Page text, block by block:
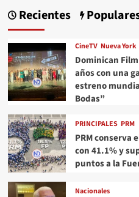
Recientes
CineTV Nueva York
Dominican
años con una
estreno
Bodas”
PRINCIPALES PRM
PRM conserva
con 41.1% y
puntos a la
Nacionales